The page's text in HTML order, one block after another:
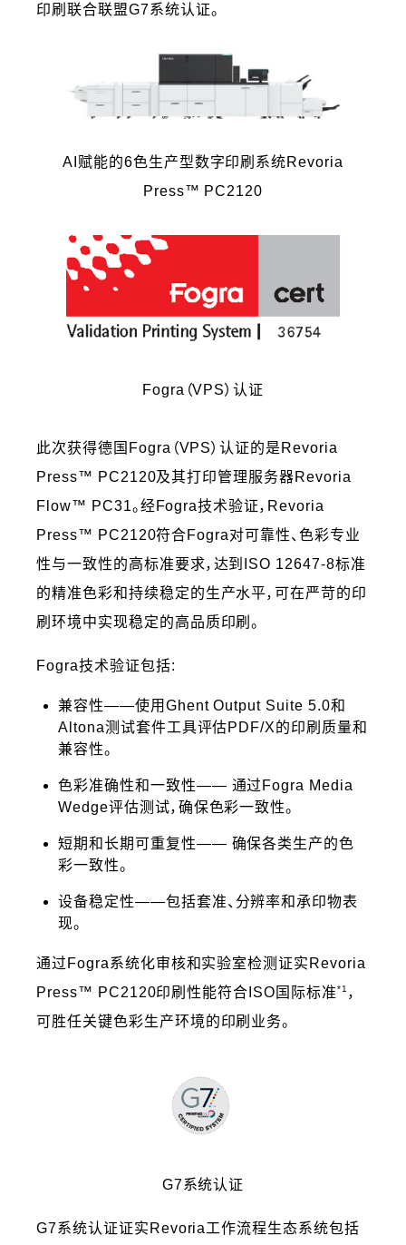
印刷联合联盟G7系统认证。
AI赋能的6色生产型数字印刷系统Revoria
Press™ PC2120
Fogra（VPS）认证
此次获得德国Fogra（VPS）认证的是Revoria
Press™ PC2120及其打印管理服务器Revoria
Flow™ PC31。经Fogra技术验证，Revoria
Press™ PC2120符合Fogra对可靠性、色彩专业
性与一致性的高标准要求，达到ISO 12647-8标准
的精准色彩和持续稳定的生产水平，可在严苛的印
刷环境中实现稳定的高品质印刷。
Fogra技术验证包括:
兼容性——使用Ghent Output Suite 5.0和
Altona测试套件工具评估PDF/X的印刷质量和
兼容性。
色彩准确性和一致性—— 通过Fogra Media
Wedge评估测试，确保色彩一致性。
短期和长期可重复性—— 确保各类生产的色
彩一致性。
设备稳定性——包括套准、分辨率和承印物表
现。
通过Fogra系统化审核和实验室检测证实Revoria
Press™ PC2120印刷性能符合ISO国际标准*1 ，
可胜任关键色彩生产环境的印刷业务。
G7系统认证
G7系统认证证实Revoria工作流程生态系统包括